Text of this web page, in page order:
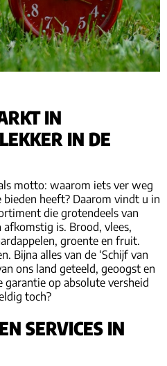
IN
IN DE
motto: waarom iets ver weg
bieden heeft? Daarom vindt u in
die grotendeels van
is. Brood, vlees,
groente en fruit.
Bijna alles van de ‘Schijf van
ons land geteeld, geoogst en
op absolute versheid
toch?
SERVICES IN